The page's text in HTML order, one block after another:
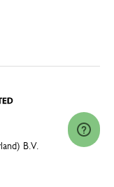
B.V.